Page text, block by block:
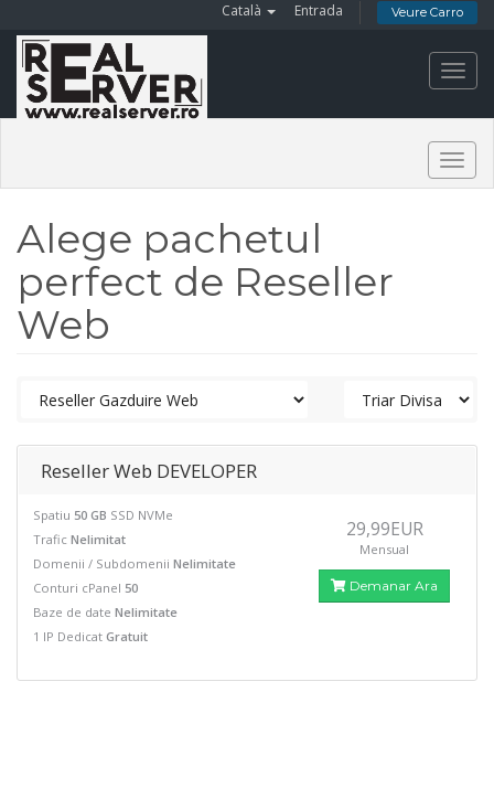
Català Entrada Veure Carro
Alege pachetul
perfect de Reseller
Web
Reseller Web DEVELOPER
Spatiu 50 GB SSD NVMe
Trafic Nelimitat
Domenii / Subdomenii Nelimitate
Conturi cPanel 50
Baze de date Nelimitate
1 IP Dedicat Gratuit
29,99EUR
Mensual
Demanar Ara